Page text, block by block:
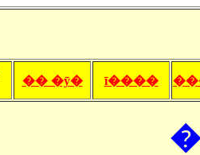
�� �ȳ� ī����